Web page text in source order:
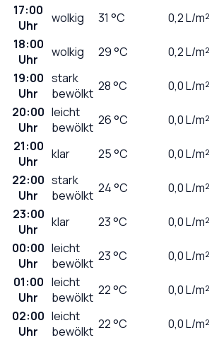
17:00
Uhr
wolkig 31 °C 0,2L/m²
18:00
Uhr
wolkig 29°C 0,2L/m²
19:00
Uhr
stark
bewölkt 28°C 0,0L/m²
20:00
Uhr
leicht
bewölkt 26°C 0,0L/m²
21:00
Uhr
klar 25°C 0,0L/m²
22:00
Uhr
stark
bewölkt 24°C 0,0L/m²
23:00
Uhr
klar 23°C 0,0L/m²
00:00
Uhr
leicht
bewölkt 23°C 0,0L/m²
01:00
Uhr
leicht
bewölkt 22°C 0,0L/m²
02:00
Uhr
leicht
bewölkt 22°C 0,0L/m²